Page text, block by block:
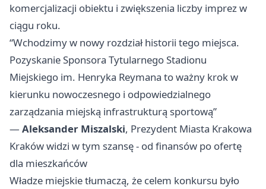
komercjalizacji obiektu i zwiększenia liczby imprez w
ciągu roku.
“Wchodzimy w nowy rozdział historii tego miejsca.
Pozyskanie Sponsora Tytularnego Stadionu
Miejskiego im. Henryka Reymana to ważny krok w
kierunku nowoczesnego i odpowiedzialnego
zarządzania miejską infrastrukturą sportową”
— Aleksander Miszalski, Prezydent Miasta Krakowa
Kraków widzi w tym szansę - od finansów po ofertę
dla mieszkańców
Władze miejskie tłumaczą, że celem konkursu było